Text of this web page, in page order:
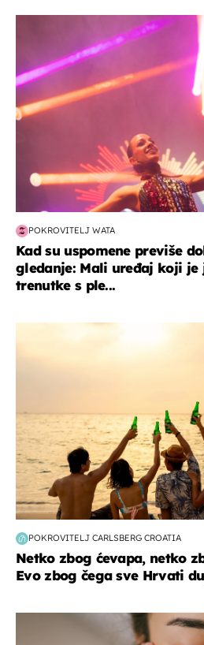
POKROVITELJ WATA
Kad su uspomene previše
gledanje: Mali uređaj koji je
trenutke s ple...
POKROVITELJ CARLSBERG CROATIA
Netko zbog ćevapa, netko
Evo zbog čega sve Hrvati
moda & ljepota